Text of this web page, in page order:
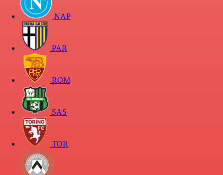
NAP
PAR
ROM
SAS
TOR